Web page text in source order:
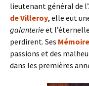
lieutenant général de
de Villeroy, elle eut
galanterieet
perdirent. Ses
passions et des
dans les premières